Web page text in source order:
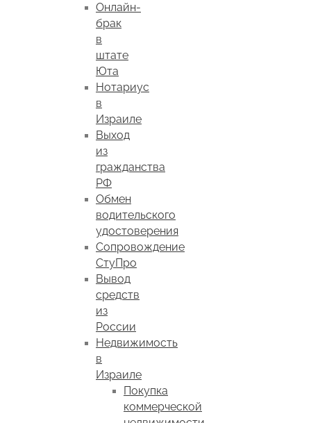
Онлайн-
брак
в
штате
Юта
Нотариус
в
Израиле
Выход
из
гражданства
РФ
Обмен
водительского
удостоверения
Сопровождение
СтуПро
Вывод
средств
из
России
Недвижимость
в
Израиле
Покупка
коммерческой